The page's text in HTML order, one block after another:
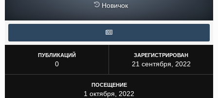
Новичок
ПУБЛИКАЦИЙ
0
ЗАРЕГИСТРИРОВАН
21 сентября, 2022
ПОСЕЩЕНИЕ
1 октября, 2022